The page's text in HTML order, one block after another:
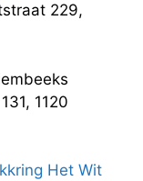
229,
1120
Het Wit